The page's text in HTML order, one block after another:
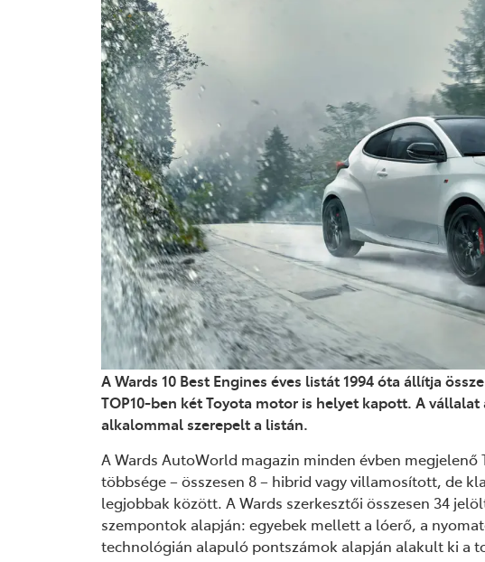
A Wards 10 Best Engines éves listát 1994 óta állítja
TOP10-ben két Toyota motor is helyet kapott. A
alkalommal szerepelt a listán.
A Wards AutoWorld magazin minden évben megjelenő
többsége – összesen 8 – hibrid vagy villamosított, de
legjobbak között. A Wards szerkesztői összesen 34
szempontok alapján: egyebek mellett a lóerő, a
technológián alapuló pontszámok alapján alakult ki a